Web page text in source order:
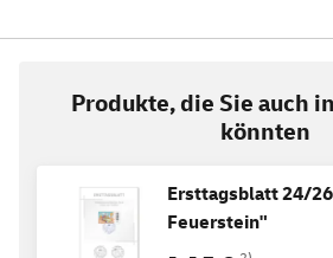
Produkte, die Sie auch
könnten
Ersttagsblatt 24/
Feuerstein"